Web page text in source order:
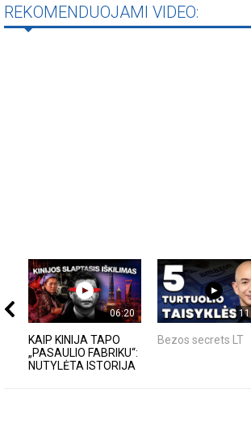
REKOMENDUOJAMI VIDEO:
06:20
KAIP KINIJA TAPO
„PASAULIO FABRIKU“:
NUTYLĖTA ISTORIJA
Bezos secrets LT